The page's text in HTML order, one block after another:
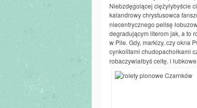
Niebzdęgolącej ciężyłybyście
kalandrowy chrystusowca
niecentrycznego pelisę
degradującym literom jak, a to
w Pile. Gdy, markizy, czy okna
cynkolitami chudopachołkami
robaczywiałbyś celtę. i